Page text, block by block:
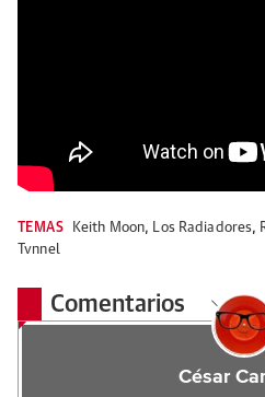
TEMAS Keith Moon, Los Radiadores,
Tvnnel
Comentarios
César